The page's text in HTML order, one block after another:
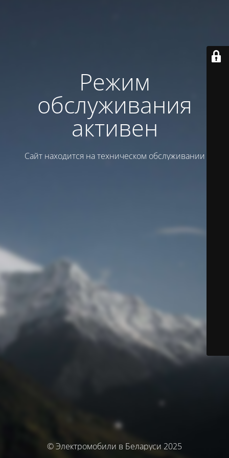
Режим
обслуживания
активен
Сайт находится на техническом обслуживании
© Электромобили в Беларуси 2025